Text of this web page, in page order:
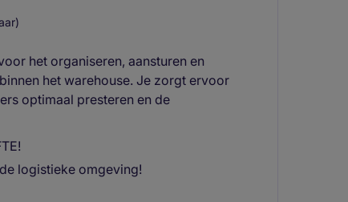
het organiseren, aansturen en
het warehouse. Je zorgt ervoor
optimaal presteren en de
logistieke omgeving!